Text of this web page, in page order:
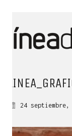
24 septiembre,